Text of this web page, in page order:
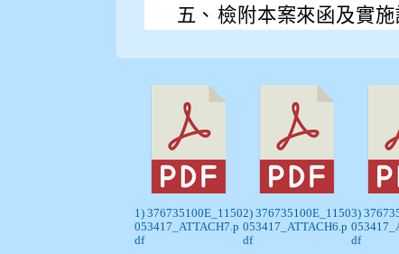
五、 檢附本案來函及實施
1) 376735100E_1150
053417_ATTACH7.p
df
2) 376735100E_1150
053417_ATTACH6.p
df
3)
df